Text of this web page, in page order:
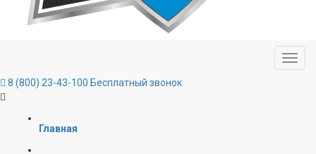
8 (800) 23-43-100 Бесплатный звонок
Главная